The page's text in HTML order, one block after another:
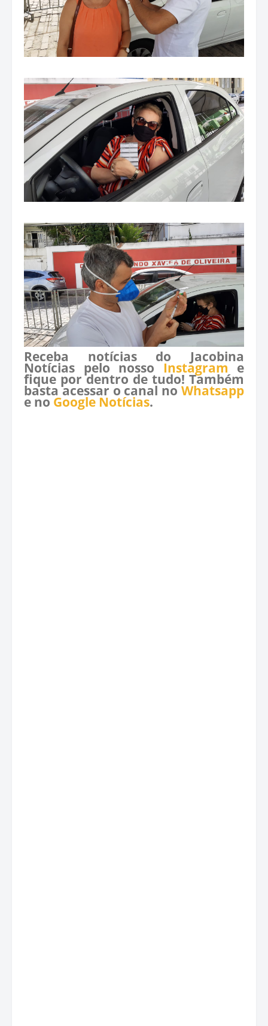
Receba notícias do Jacobina
Notícias pelo nosso Instagram e
fique por dentro de tudo! Também
basta acessar o canal no Whatsapp
e no Google Notícias.